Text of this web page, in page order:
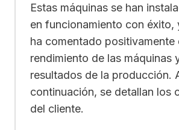
Estas máquinas se han
en funcionamiento con éxito,
ha comentado positivamente
rendimiento de las máquinas
resultados de la producción.
continuación, se detallan los
del cliente.